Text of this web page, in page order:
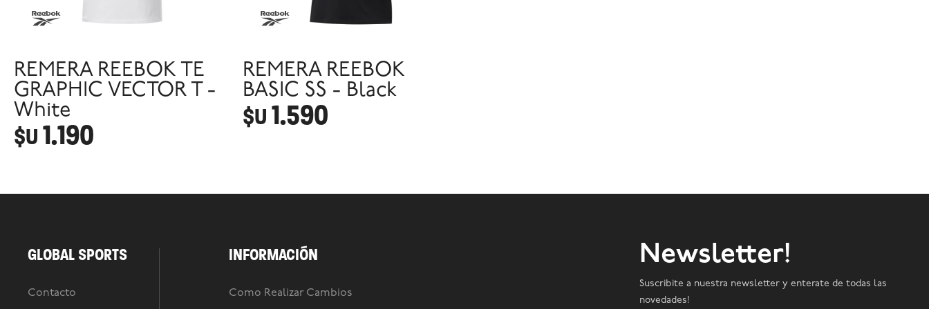
REMERA REEBOK TE
GRAPHIC VECTOR T -
White
$U1.190
REMERA REEBOK
BASIC SS - Black
$U1.590
GLOBAL SPORTS
Contacto
INFORMACIÓN
Como Realizar Cambios
Newsletter!
Suscribite a nuestra newsletter y enterate de todas las
novedades!